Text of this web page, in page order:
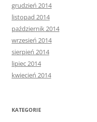
grudzień 2014
listopad 2014
październik 2014
wrzesień 2014
sierpień 2014
lipiec 2014
kwiecień 2014
KATEGORIE